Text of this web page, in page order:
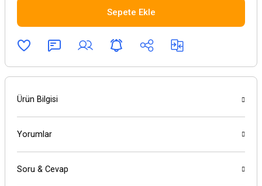
Sepete Ekle
Ürün Bilgisi
Yorumlar
Soru & Cevap